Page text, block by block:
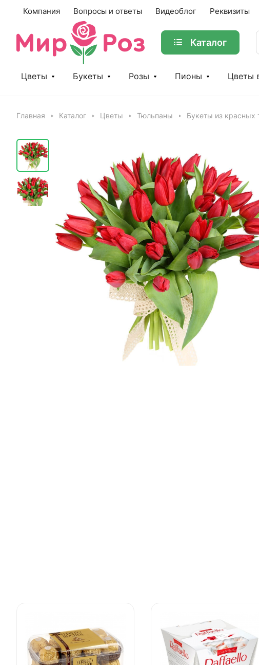
Компания Вопросы и ответы Видеоблог Реквизиты
Каталог
Цветы Букеты Розы Пионы Цветы
Главная Каталог Цветы Тюльпаны Букеты из красных